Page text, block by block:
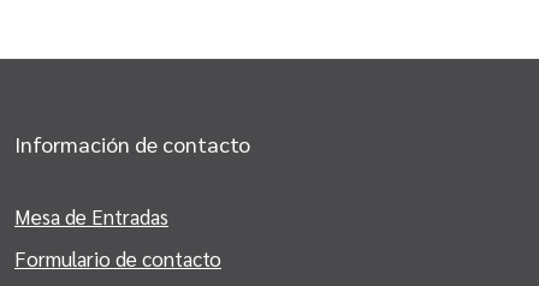
Información de contacto
Mesa de Entradas
Formulario de contacto